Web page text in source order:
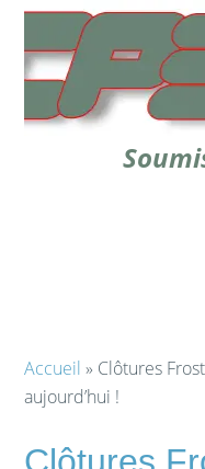
Accueil » Clôtures
aujourd’hui !